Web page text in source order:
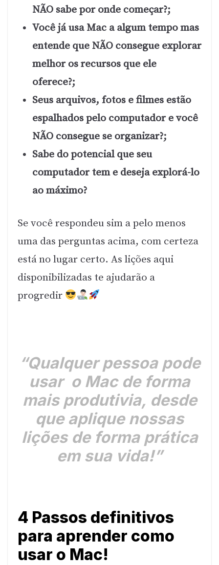
NÃO sabe por onde começar?;
Você já usa Mac a algum tempo mas
entende que NÃO consegue explorar
melhor os recursos que ele
oferece?;
Seus arquivos, fotos e filmes estão
espalhados pelo computador e você
NÃO consegue se organizar?;
Sabe do potencial que seu
computador tem e deseja explorá-lo
ao máximo?
Se você respondeu sim a pelo menos
uma das perguntas acima, com certeza
está no lugar certo. As lições aqui
disponibilizadas te ajudarão a
progredir
“Qualquer pessoa pode
usar o Mac de forma
mais produtivia, desde
que aplique nossas
lições de forma prática
em sua vida!”
4 Passos definitivos
para aprender como
usar o Mac!